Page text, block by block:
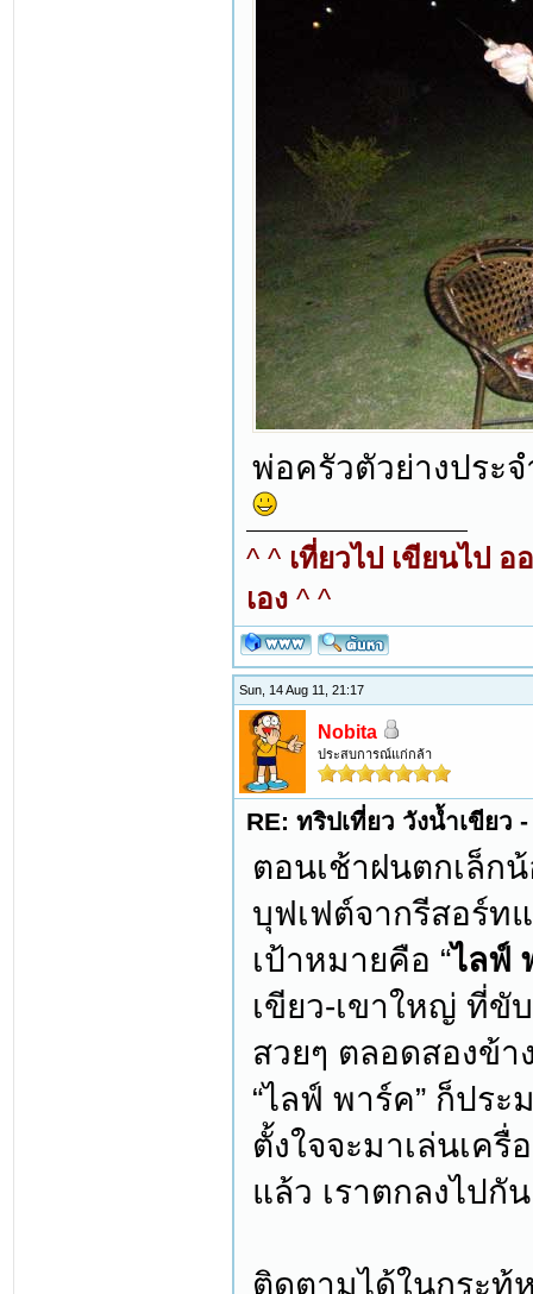
พ่อครัวตัวย่างประ
^ ^ เที่ยวไป เขียนไป
เอง ^ ^
Sun, 14 Aug 11, 21:17
Nobita
ประสบการณ์แก่กล้า
RE: ทริปเที่ยว วังน้ำเขียว
ตอนเช้าฝนตกเล็ก
บุฟเฟต์จากรีสอร์ท
เป้าหมายคือ “ไลฟ์
เขียว-เขาใหญ่ ที่ขั
สวยๆ ตลอดสองข้า
“ไลฟ์ พาร์ค” ก็ปร
ตั้งใจจะมาเล่นเค
แล้ว เราตกลงไปกั
ติดตามได้ในกระทู้